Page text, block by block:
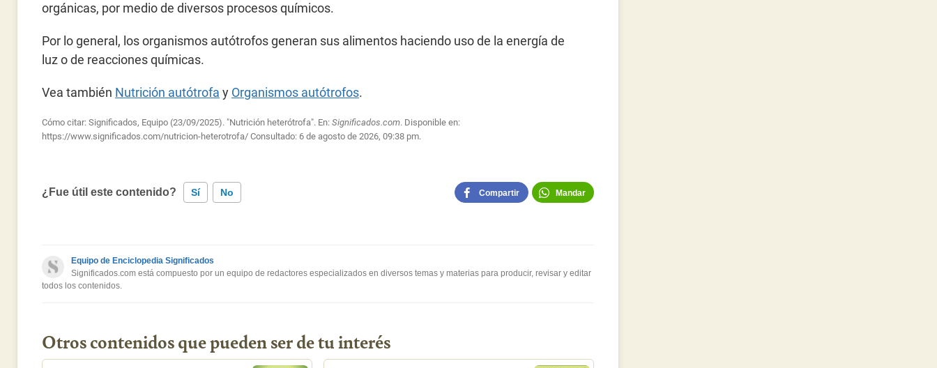
orgánicas, por medio de diversos procesos químicos.
Por lo general, los organismos autótrofos generan sus alimentos haciendo uso de la energía de
luz o de reacciones químicas.
Vea también Nutrición autótrofa y Organismos autótrofos.
Cómo citar: Significados, Equipo (23/09/2025). "Nutrición heterótrofa". En: Significados.com. Disponible en:
https://www.significados.com/nutricion-heterotrofa/ Consultado: 6 de agosto de 2026, 09:38 pm.
¿Fue útil este contenido? Sí No
Este contenido no tiene la información que busco
Otro
Compartir Mandar
Equipo de Enciclopedia Significados
Significados.com está compuesto por un equipo de redactores especializados en diversos temas y materias para producir, revisar y editar
todos los contenidos.
Otros contenidos que pueden ser de tu interés